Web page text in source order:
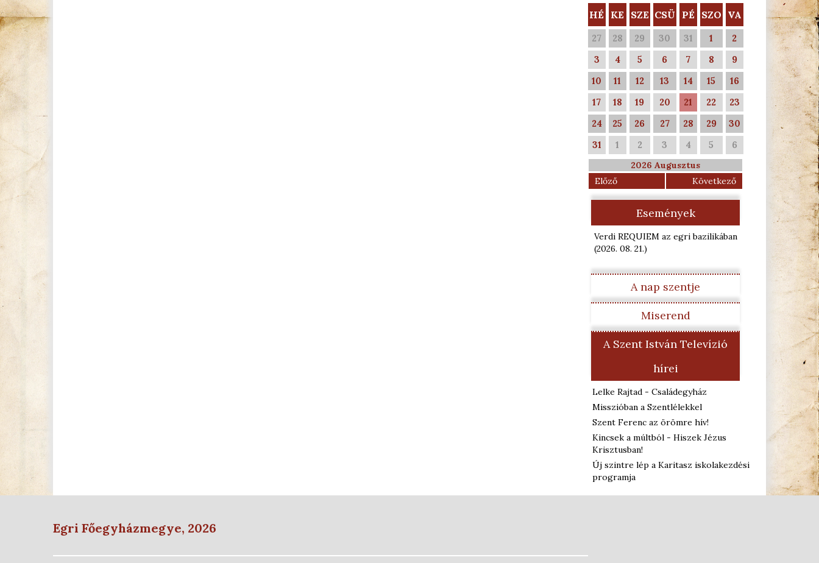
HÉ KE SZE CSÜ PÉ SZO VA
27 28 29 30 31 1
2
3
4 5 6 7 8
9
10
11 12 13 14 15
16
17
18 19 20 21 22
23
24
25 26 27 28 29
30
31
1 2 3 4 5 6
2026 Augusztus
Előző
Következő
Események
Verdi REQUIEM az egri bazilikában
(2026. 08. 21.)
A nap szentje
Miserend
A Szent István Televízió
hírei
Lelke Rajtad - Családegyház
Misszióban a Szentlélekkel
Szent Ferenc az örömre hív!
Kincsek a múltból - Hiszek Jézus
Krisztusban!
Új szintre lép a Karitasz iskolakezdési
programja
Egri Főegyházmegye, 2026